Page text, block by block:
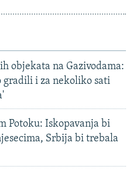
objekata na Gazivodama:
gradili i za nekoliko sati
Potoku: Iskopavanja bi
Srbija bi trebala